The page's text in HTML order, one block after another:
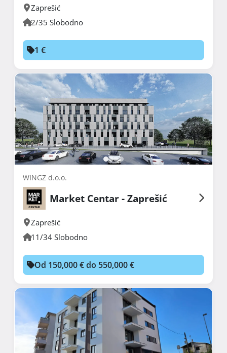
Zaprešić
2/35 Slobodno
1 €
WINGZ d.o.o.
Market Centar - Zaprešić
Zaprešić
11/34 Slobodno
Od 150,000 € do 550,000 €